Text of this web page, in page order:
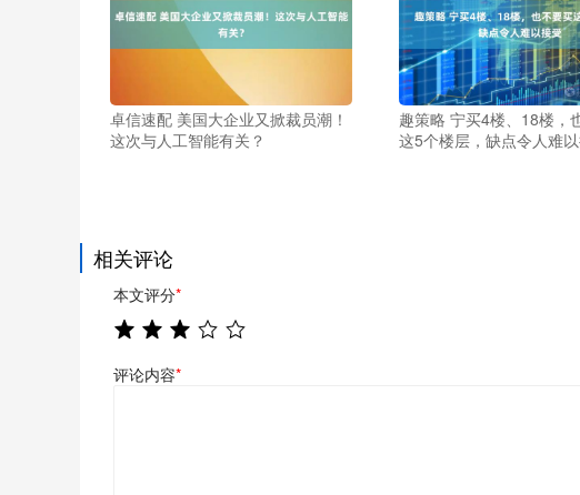
卓信速配 美国大企业又掀裁员潮！
这次与人工智能有关？
趣策略 宁买4楼、18楼，
这5个楼层，缺点令人难
相关评论
本文评分*
评论内容*